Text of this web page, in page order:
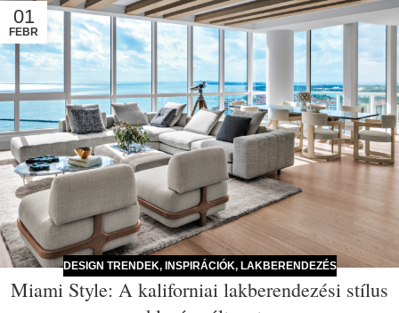
01
FEBR
DESIGN TRENDEK, INSPIRÁCIÓK, LAKBERENDEZÉS
Miami Style: A kaliforniai lakberendezési stílus